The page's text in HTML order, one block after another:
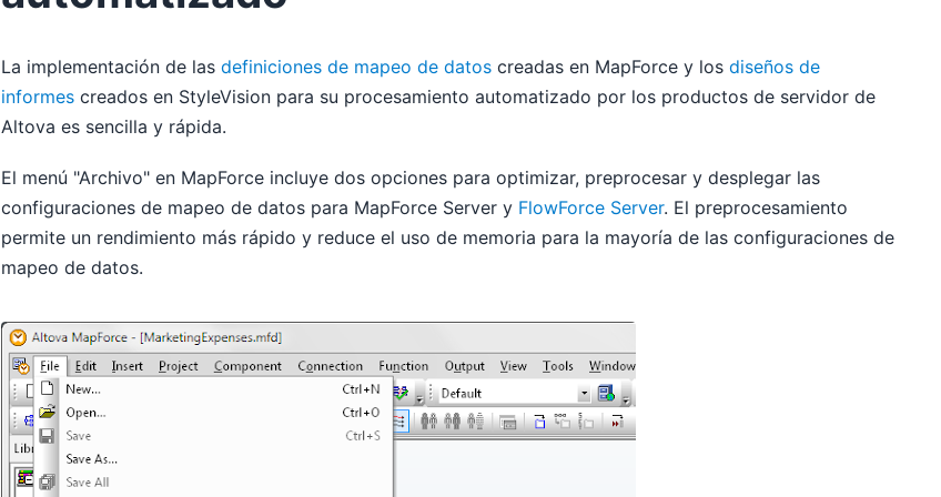
La implementación de lasdefiniciones de mapeo de datos creadas en MapForce y losdiseños de
informes creados en StyleVision para su procesamiento automatizado por los productos de servidor de
Altova es sencilla y rápida.
El menú "Archivo" en MapForce incluye dos opciones para optimizar, preprocesar y desplegar las
configuraciones de mapeo de datos para MapForce Server y FlowForce Server. El preprocesamiento
permite un rendimiento más rápido y reduce el uso de memoria para la mayoría de las configuraciones de
mapeo de datos.